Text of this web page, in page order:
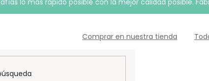
lo más rápido posible con la mejor calidad posible.
Comprar en nuestra tienda